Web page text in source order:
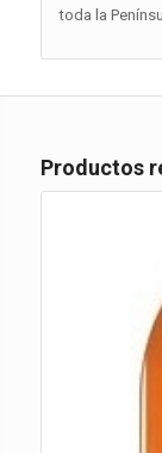
toda la
Productos